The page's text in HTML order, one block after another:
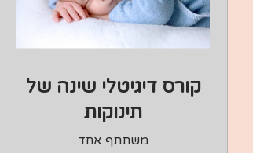
קורס דיגיטלי שינה של
תינוקות
משתתף אחד